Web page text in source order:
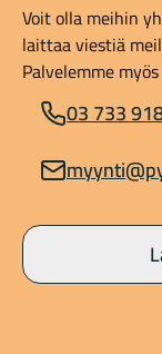
Voit olla meihin
laittaa viestiä
Palvelemme
03 733